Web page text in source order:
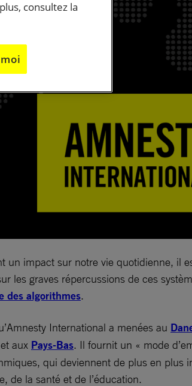
un impact sur notre vie quotidienne, il
les graves répercussions de ces
des algorithmes.
International a menées au
et aux Pays-Bas. Il fournit un « mode
qui deviennent de plus en plus
de la santé et de l’éducation.
consultez la